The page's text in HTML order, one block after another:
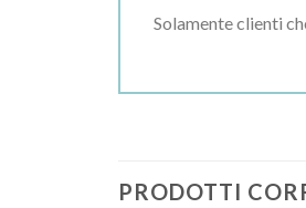
Solamente clienti
PRODOTTI